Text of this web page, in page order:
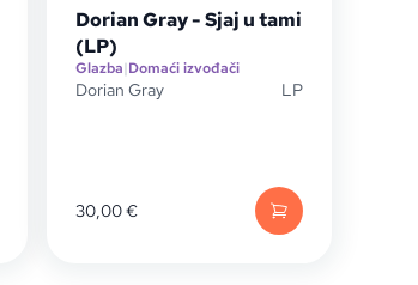
Dorian Gray - Sjaj u tami
(LP)
Glazba|Domaći izvođači
Dorian Gray LP
30,00€